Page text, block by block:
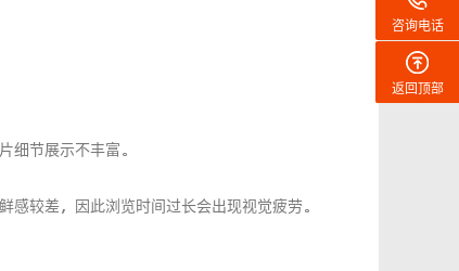
细节展示不丰富。
较差，因此浏览时间过长会出现视觉疲劳。
咨询电话
返回顶部